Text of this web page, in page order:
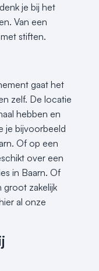
je bij het
Van een
stiften.
gaat het
zelf. De locatie
hebben en
je bijvoorbeeld
Of op een
over een
in Baarn. Of
groot zakelijk
al onze